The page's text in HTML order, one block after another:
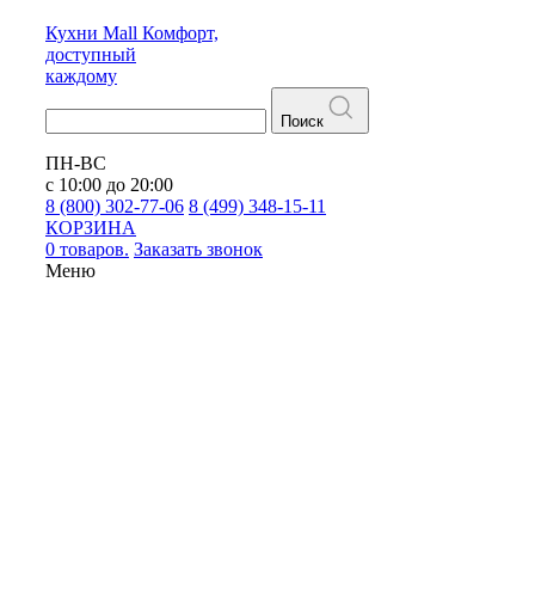
Кухни Mall Комфорт,
доступный
каждому
Поиск
ПН-ВС
с 10:00 до 20:00
8 (800) 302-77-06 8 (499) 348-15-11
КОРЗИНА
0 товаров. Заказать звонок
Меню